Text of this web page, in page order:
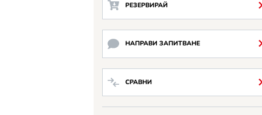
РЕЗЕРВИРАЙ
НАПРАВИ ЗАПИТВАНЕ
СРАВНИ